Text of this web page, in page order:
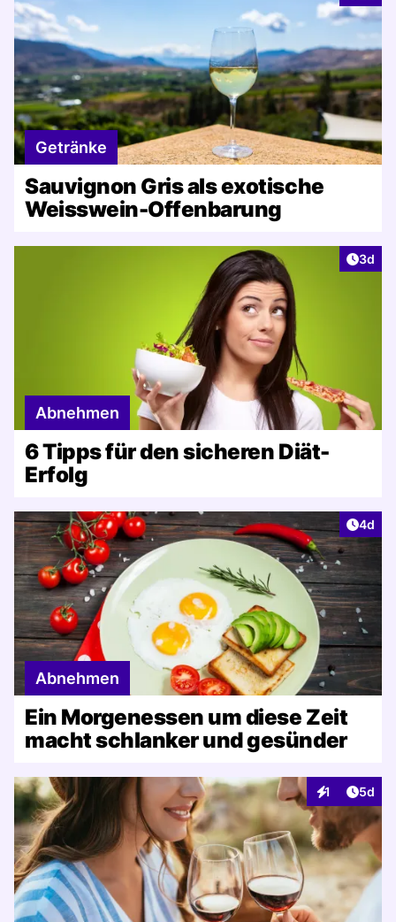
Getränke
Sauvignon Gris als exotische
Weisswein-Offenbarung
3d
Abnehmen
6 Tipps für den sicheren Diät-
Erfolg
4d
Abnehmen
Ein Morgenessen um diese Zeit
macht schlanker und gesünder
1
Interaktionen
5d